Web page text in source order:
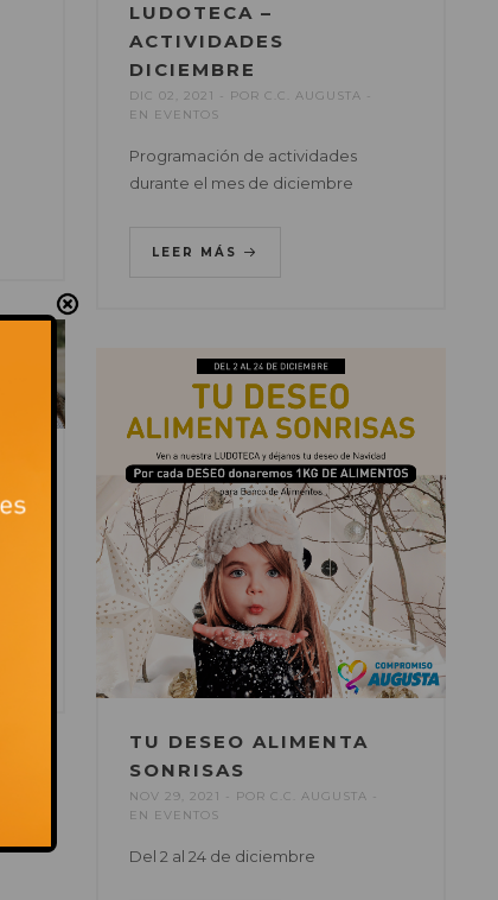
LUDOTECA –
ACTIVIDADES
DICIEMBRE
DIC 02, 2021 POR C.C. AUGUSTA
EN EVENTOS
Programación de actividades
durante el mes de diciembre
LEER MÁS
TU DESEO ALIMENTA
SONRISAS
NOV 29, 2021 POR C.C. AUGUSTA
EN EVENTOS
Del 2 al 24 de diciembre